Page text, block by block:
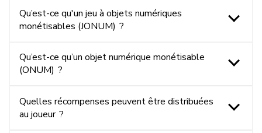
Qu’est-ce qu'un jeu à objets numériques
monétisables (JONUM) ?
Qu’est-ce qu’un objet numérique monétisable
(ONUM) ?
Quelles récompenses peuvent être distribuées
au joueur ?